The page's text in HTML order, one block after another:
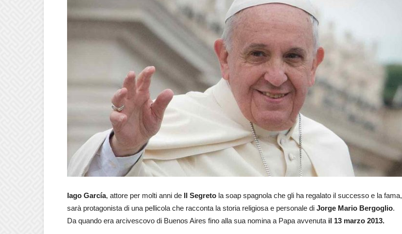
Iago García, attore per molti anni de Il Segreto la soap spagnola che gli ha regalato il successo e la fama,
sarà protagonista di una pellicola che racconta la storia religiosa e personale di Jorge Mario Bergoglio.
Da quando era arcivescovo di Buenos Aires fino alla sua nomina a Papa avvenuta il 13 marzo 2013.